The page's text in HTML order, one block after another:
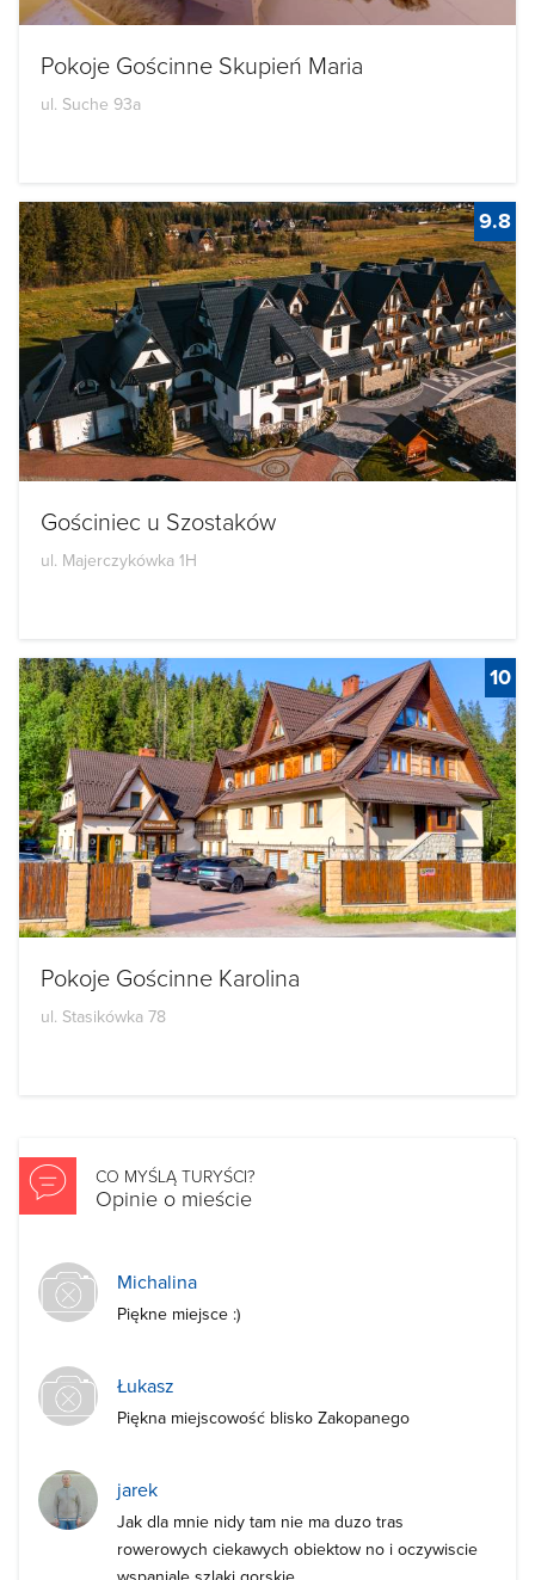
Pokoje Gościnne Skupień Maria
ul. Suche 93a
9.8
Gościniec u Szostaków
ul. Majerczykówka 1H
10
Pokoje Gościnne Karolina
ul. Stasikówka 78
CO MYŚLĄ TURYŚCI?
Opinie o mieście
Michalina
Piękne miejsce :)
Łukasz
Piękna miejscowość blisko Zakopanego
jarek
Jak dla mnie nidy tam nie ma duzo tras
rowerowych ciekawych obiektow no i oczywiscie